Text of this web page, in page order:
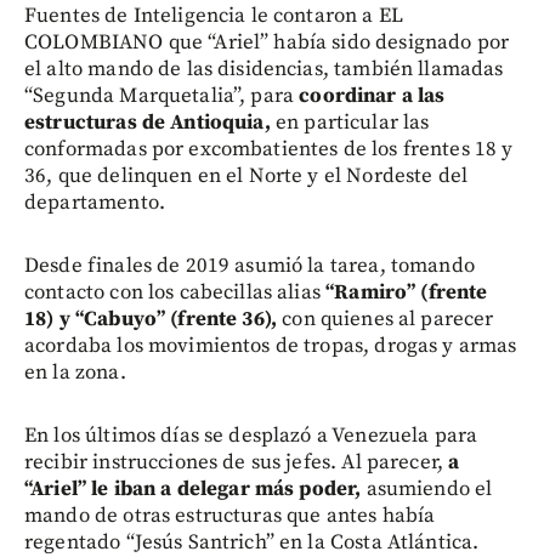
Fuentes de Inteligencia le contaron a EL
COLOMBIANO que “Ariel” había sido designado por
el alto mando de las disidencias, también llamadas
“Segunda Marquetalia”, paracoordinar a las
estructuras de Antioquia, en particular las
conformadas por excombatientes de los frentes 18 y
36, que delinquen en el Norte y el Nordeste del
departamento.
Desde finales de 2019 asumió la tarea, tomando
contacto con los cabecillas alias“Ramiro” (frente
18) y “Cabuyo” (frente 36), con quienes al parecer
acordaba los movimientos de tropas, drogas y armas
en la zona.
En los últimos días se desplazó a Venezuela para
recibir instrucciones de sus jefes. Al parecer, a
“Ariel” le iban a delegar más poder, asumiendo el
mando de otras estructuras que antes había
regentado “Jesús Santrich” en la Costa Atlántica.